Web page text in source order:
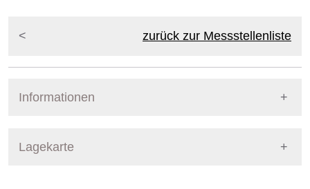
zurück zur Messstellenliste
Informationen
Lagekarte